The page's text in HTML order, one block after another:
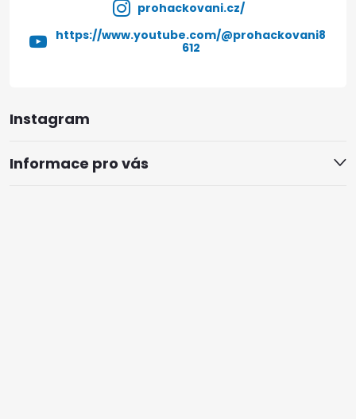
Instagram
Informace pro vás
prohackovani.cz/
https://www.youtube.com/@prohackovani8
612